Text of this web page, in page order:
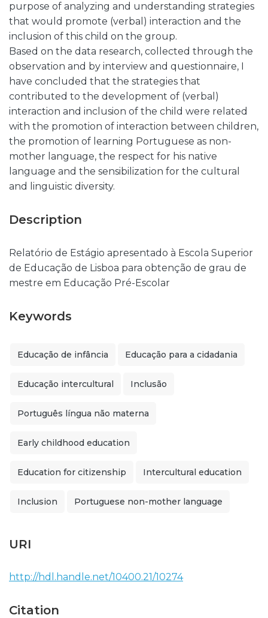
purpose of analyzing and understanding strategies
that would promote (verbal) interaction and the
inclusion of this child on the group.
Based on the data research, collected through the
observation and by interview and questionnaire, I
have concluded that the strategies that
contributed to the development of (verbal)
interaction and inclusion of the child were related
with the promotion of interaction between children,
the promotion of learning Portuguese as non-
mother language, the respect for his native
language and the sensibilization for the cultural
and linguistic diversity.
Description
Relatório de Estágio apresentado à Escola Superior
de Educação de Lisboa para obtenção de grau de
mestre em Educação Pré-Escolar
Keywords
Educação de infância Educação para a cidadania
Educação intercultural Inclusão
Português língua não materna
Early childhood education
Education for citizenship Intercultural education
Inclusion Portuguese non-mother language
URI
http://hdl.handle.net/10400.21/10274
Citation